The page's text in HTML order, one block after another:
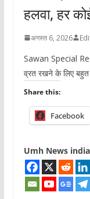
हलवा, हर
अगस्त 6, 2026
Sawan Special
व्रत रखने के लिए बहुत
Share this:
Facebook
Umh News india